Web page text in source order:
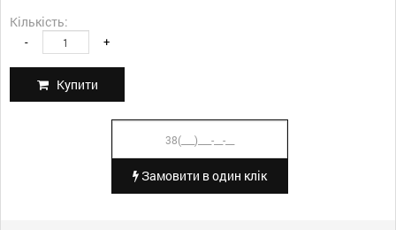
Кількість:
- +
Купити
Замовити в один клік